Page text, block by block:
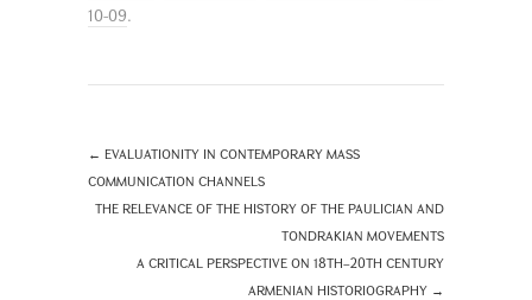
10-09.
← EVALUATIONITY IN CONTEMPORARY MASS
COMMUNICATION CHANNELS
THE RELEVANCE OF THE HISTORY OF THE PAULICIAN AND
TONDRAKIAN MOVEMENTS
A CRITICAL PERSPECTIVE ON 18TH–20TH CENTURY
ARMENIAN HISTORIOGRAPHY →